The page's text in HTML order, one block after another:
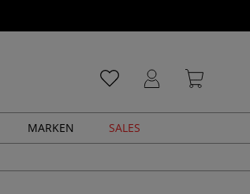
MARKEN SALES